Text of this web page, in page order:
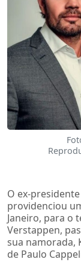
O ex-
providenciou
Janeiro, para o
Verstappen,
sua namorada,
de Paulo